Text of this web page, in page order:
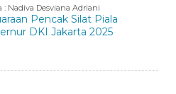
: Nadiva Desviana Adriani
Pencak Silat Piala
DKI Jakarta 2025